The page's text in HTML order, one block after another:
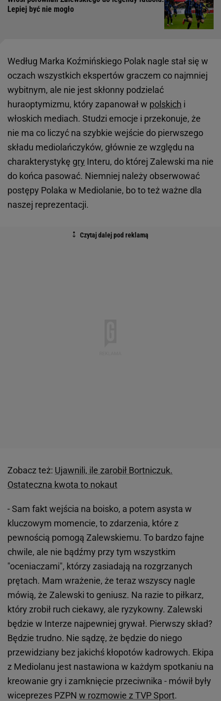
Lepiej być nie mogło
Według Marka Koźmińskiego Polak nagle stał się w
oczach wszystkich ekspertów graczem co najmniej
wybitnym, ale nie jest skłonny podzielać
huraoptymizmu, który zapanował w polskich i
włoskich mediach. Studzi emocje i przekonuje, że
nie ma co liczyć na szybkie wejście do pierwszego
składu mediolańczyków, głównie ze względu na
charakterystykę gry Interu, do której Zalewski ma nie
do końca pasować. Niemniej należy obserwować
postępy Polaka w Mediolanie, bo to też ważne dla
naszej reprezentacji.
Zobacz też: Ujawnili, ile zarobił Bortniczuk.
Ostateczna kwota to nokaut
- Sam fakt wejścia na boisko, a potem asysta w
kluczowym momencie, to zdarzenia, które z
pewnością pomogą Zalewskiemu. To bardzo fajne
chwile, ale nie bądźmy przy tym wszystkim
"oceniaczami", którzy zasiadają na rozgrzanych
prętach. Mam wrażenie, że teraz wszyscy nagle
mówią, że Zalewski to geniusz. Na razie to piłkarz,
który zrobił ruch ciekawy, ale ryzykowny. Zalewski
będzie w Interze najpewniej grywał. Pierwszy skład?
Będzie trudno. Nie sądzę, że będzie do niego
przewidziany bez jakichś kłopotów kadrowych. Ekipa
z Mediolanu jest nastawiona w każdym spotkaniu na
kreowanie gry i zamknięcie przeciwnika - mówił były
wiceprezes PZPN w rozmowie z TVP Sport.